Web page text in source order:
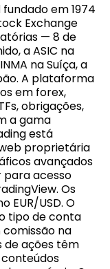
em 1974
Exchange
— 8 de
a ASIC na
na Suíça, a
A plataforma
em forex,
obrigações,
a gama
está
proprietária
avançados
para acesso
Os
EUR/USD. O
tipo de conta
na
de ações têm